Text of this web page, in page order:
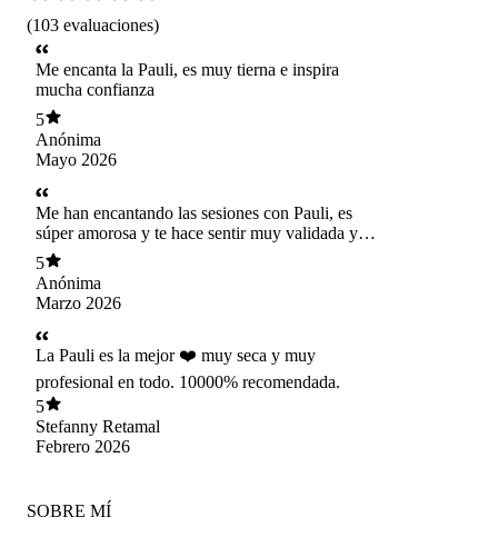
(103 evaluaciones)
Me encanta la Pauli, es muy tierna e inspira
mucha confianza
5
Anónima
Mayo 2026
Me han encantando las sesiones con Pauli, es
súper amorosa y te hace sentir muy validada y
escuchada.
5
Anónima
Marzo 2026
La Pauli es la mejor ❤️ muy seca y muy
profesional en todo. 10000% recomendada.
5
Stefanny Retamal
Febrero 2026
SOBRE MÍ